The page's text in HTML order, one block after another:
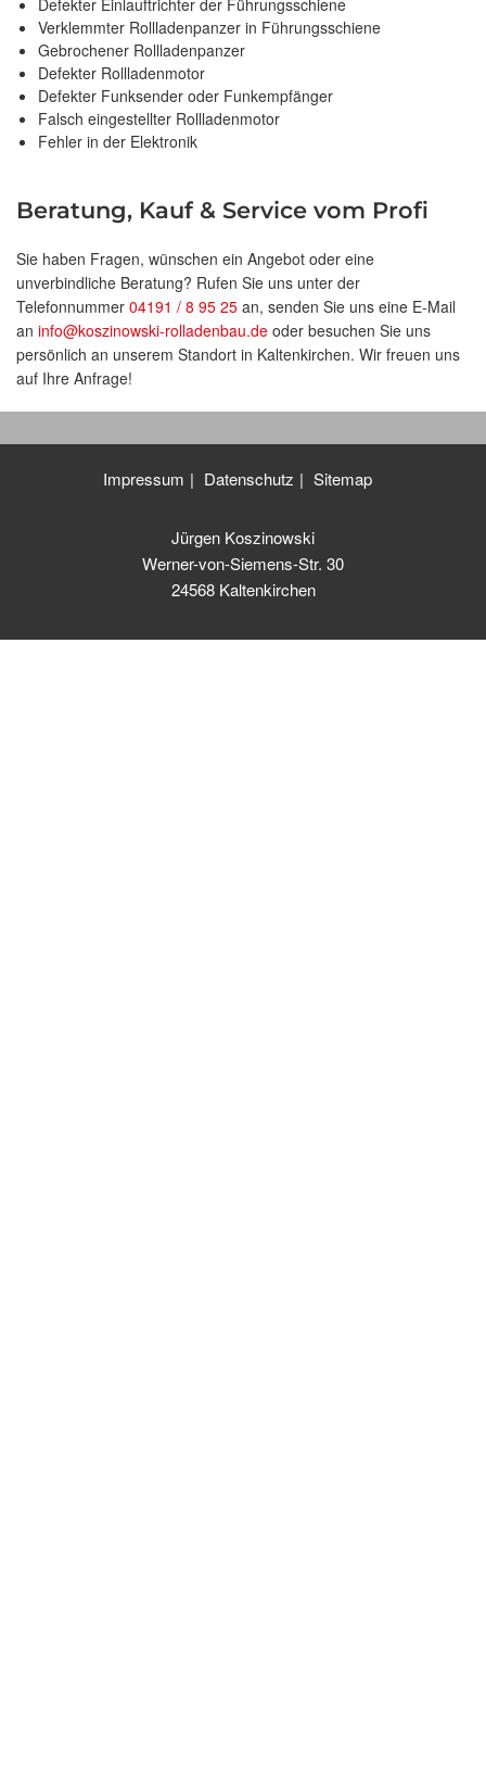
Defekter Einlauftrichter der Führungsschiene
Verklemmter Rollladenpanzer in Führungsschiene
Gebrochener Rollladenpanzer
Defekter Rollladenmotor
Defekter Funksender oder Funkempfänger
Falsch eingestellter Rollladenmotor
Fehler in der Elektronik
Beratung, Kauf & Service vom Profi
Sie haben Fragen, wünschen ein Angebot oder eine
unverbindliche Beratung? Rufen Sie uns unter der
Telefonnummer 04191 / 8 95 25 an, senden Sie uns eine E-Mail
an info@koszinowski-rolladenbau.de oder besuchen Sie uns
persönlich an unserem Standort in Kaltenkirchen. Wir freuen uns
auf Ihre Anfrage!
Impressum Datenschutz Sitemap
Jürgen Koszinowski
Werner-von-Siemens-Str. 30
24568 Kaltenkirchen